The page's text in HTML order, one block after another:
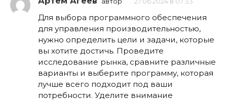
Для выбора программного обеспечения
для управления производительностью,
нужно определить цели и задачи, которые
вы хотите достичь. Проведите
исследование рынка, сравните различные
варианты и выберите программу, которая
лучше всего подходит под ваши
потребности. Уделите внимание